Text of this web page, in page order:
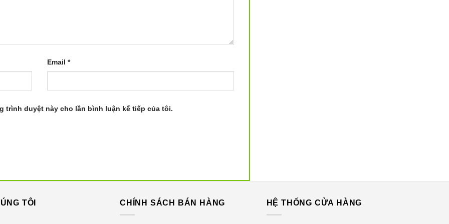
cấp để báo hiệu màu đỏ, trắng hoặc xanh để cảnh báo cho bạn biết
đầu bàn chải Ultimate clean, 1 đế sạc từ nhanh không dây.
Email *
trình duyệt này cho lần bình luận kế tiếp của tôi.
TÔI CHÍNH SÁCH BÁN HÀNG HỆ THỐNG CỬA HÀNG